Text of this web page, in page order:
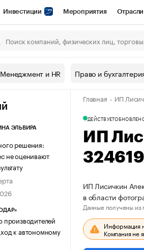
Инвестиции Мероприятия Отрасли
Конференции СПб Спецпроекты
Рынок наличной валюты
Менеджмент и HR Право и
ЭЛЬВИРА
решения:
не оценивают
производителей
к автономному
Главная ИП
ДЕЙСТВУЕТ
ИП
ИП Лисичкин
в области
Данные получены из
Информация
Компания не